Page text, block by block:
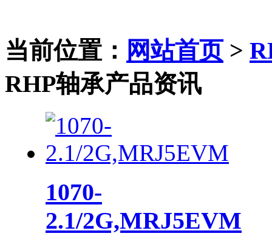
当前位置： 网站首页>
RHP轴承产品资讯
1070-
2.1/2G,MRJ5EVM